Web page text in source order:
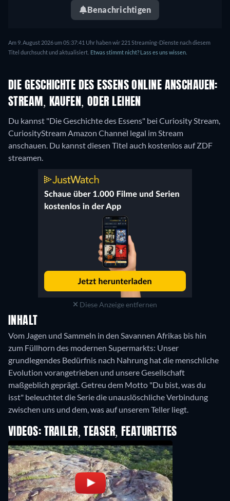
Benachrichtigen
Am 9. August 2026 um 05:37:41 Uhr haben wir 221 Streaming-Dienste nach diesem
Titel durchsucht und aktualisiert. Etwas stimmt nicht? Lass es uns wissen.
DIE GESCHICHTE DES ESSENS ONLINE ANSCHAUEN:
STREAM, KAUFEN, ODER LEIHEN
Du kannst "Die Geschichte des Essens" bei Curiosity Stream,
CuriosityStream Amazon Channel legal im Stream
anschauen. Du kannst diesen Titel auch kostenlos auf ZDF
streamen.
Diese Anzeige entfernen
INHALT
Vom Jagen und Sammeln in den Savannen Afrikas bis hin
zum Füllhorn des modernen Supermarkts: Unser
grundlegendes Bedürfnis nach Nahrung hat die menschliche
Evolution vorangetrieben und unsere Gesellschaft
maßgeblich geprägt. Getreu dem Motto "Du bist, was du
isst" beleuchtet die Serie die unauslöschliche Verbindung
zwischen uns und dem, was auf unserem Teller liegt.
VIDEOS: TRAILER, TEASER, FEATURETTES